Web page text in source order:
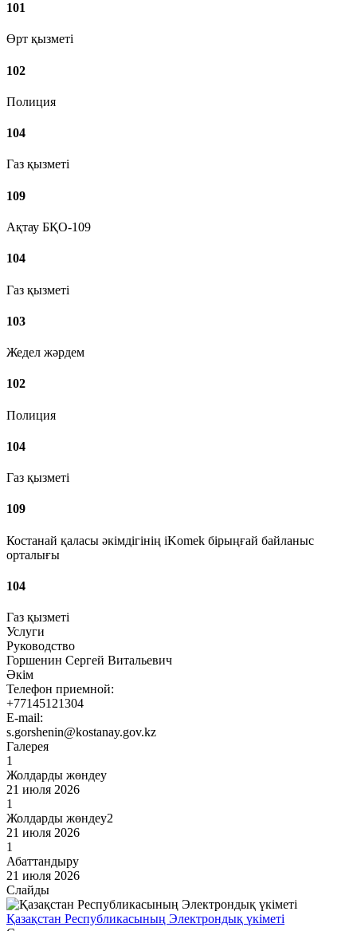
101
Өрт қызметі
102
Полиция
104
Газ қызметі
109
Ақтау БҚО-109
104
Газ қызметі
103
Жедел жәрдем
102
Полиция
104
Газ қызметі
109
Костанай қаласы әкімдігінің iKomek бірыңғай байланыс
орталығы
104
Газ қызметі
Услуги
Руководство
Горшенин Сергей Витальевич
Әкім
Телефон приемной:
+77145121304
E-mail:
s.gorshenin@kostanay.gov.kz
Галерея
1
Жолдарды жөндеу
21 июля 2026
1
Жолдарды жөндеу2
21 июля 2026
1
Абаттандыру
21 июля 2026
Слайды
Қазақстан Республикасының Электрондық үкіметі